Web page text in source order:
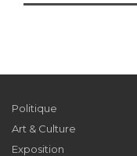
Politique
Art & Culture
Exposition